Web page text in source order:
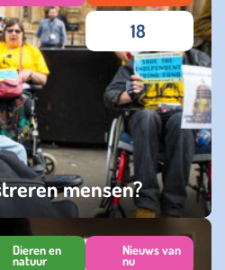
mensen?
18
Dieren en
natuur
Nieuws van
nu